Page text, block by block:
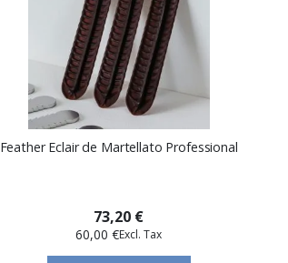
Feather Eclair de Martellato Professional
73,20 €
60,00 €